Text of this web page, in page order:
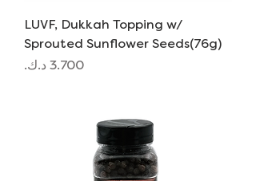
LUVF, Dukkah Topping w/
Sprouted Sunflower Seeds(76g)
السعر